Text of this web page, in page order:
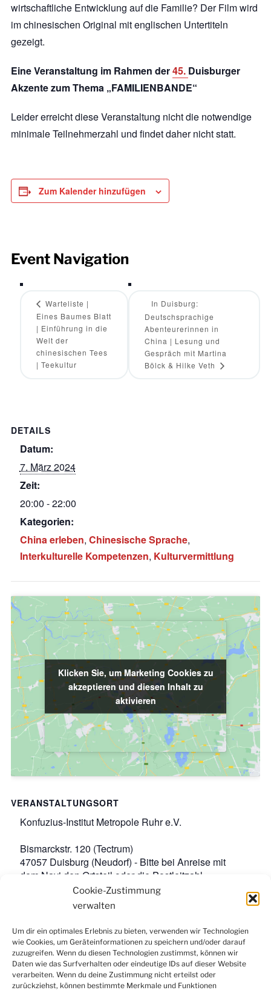
Cookie-Zustimmung
verwalten
Um dir ein optimales Erlebnis zu bieten, verwenden wir Technologien
wie Cookies, um Geräteinformationen zu speichern und/oder darauf
zuzugreifen. Wenn du diesen Technologien zustimmst, können wir
Daten wie das Surfverhalten oder eindeutige IDs auf dieser Website
verarbeiten. Wenn du deine Zustimmung nicht erteilst oder
zurückziehst, können bestimmte Merkmale und Funktionen
wirtschaftliche Entwicklung auf die Familie? Der Film wird
im chinesischen Original mit englischen Untertiteln
gezeigt.
Eine Veranstaltung im Rahmen der45. Duisburger
Akzente zum Thema „FAMILIENBANDE“
Leider erreicht diese Veranstaltung nicht die notwendige
minimale Teilnehmerzahl und findet daher nicht statt.
Zum Kalender hinzufügen
DETAILS
Datum:
7. März 2024
Zeit:
20:00 - 22:00
Kategorien:
China erleben, Chinesische Sprache,
Interkulturelle Kompetenzen, Kulturvermittlung
VERANSTALTUNGSORT
Konfuzius-Institut Metropole Ruhr e.V.
Bismarckstr. 120 (Tectrum)
47057 Duisburg (Neudorf) - Bitte bei Anreise mit
dem Navi den Ortsteil oder die Postleitzahl
Google-Karte anzeigen
Veranstaltungsort-Website anzeigen
Klicken Sie, um Marketing Cookies zu
akzeptieren und diesen Inhalt zu
aktivieren
Klicken Sie, um Marketing Cookies zu
akzeptieren und diesen Inhalt zu
aktivieren
Event Navigation
Warteliste |
Eines Baumes Blatt
| Einführung in die
Welt der
chinesischen Tees
| Teekultur
In Duisburg:
Deutschsprachige
Abenteurerinnen in
China | Lesung und
Gespräch mit Martina
Bölck & Hilke Veth
Facebook Instagram LinkedIn
YouTube
Newsletter